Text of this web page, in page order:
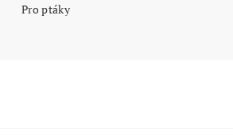
Pro ptáky